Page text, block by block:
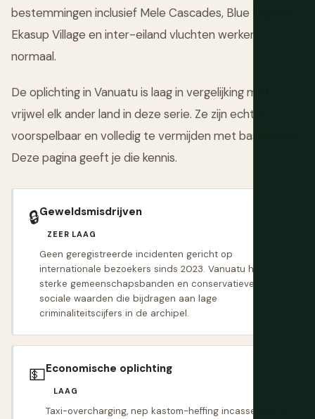
bestemmingen inclusief Mele Cascades, Blue Lagoon,
Ekasup Village en inter-eiland vluchten werken
normaal.
De oplichting in Vanuatu is laag in vergelijking met
vrijwel elk ander land in deze serie. Ze zijn echter
voorspelbaar en volledig te vermijden met basiskennis.
Deze pagina geeft je die kennis.
🔒Geweldsmisdrijven
ZEER LAAG
Geen geregistreerde incidenten gericht op
internationale bezoekers sinds 2023. Vanuatu heeft
sterke gemeenschapsbanden en conservatieve
sociale waarden die bijdragen aan lage
criminaliteitscijfers in de archipel.
💵Economische oplichting
LAAG
Taxi-overcharging, nep kastom-heffing incasseerders